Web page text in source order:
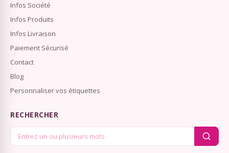
Infos Société
Infos Produits
Infos Livraison
Paiement Sécurisé
Contact
Blog
Personnaliser vos étiquettes
RECHERCHER